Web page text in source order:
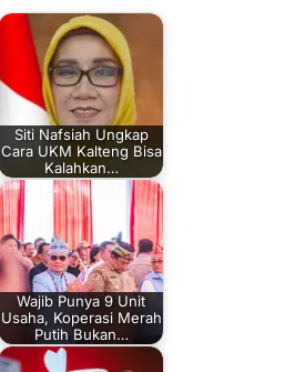
Siti Nafsiah Ungkap
Cara UKM Kalteng Bisa
Kalahkan…
Wajib Punya 9 Unit
Usaha, Koperasi Merah
Putih Bukan…